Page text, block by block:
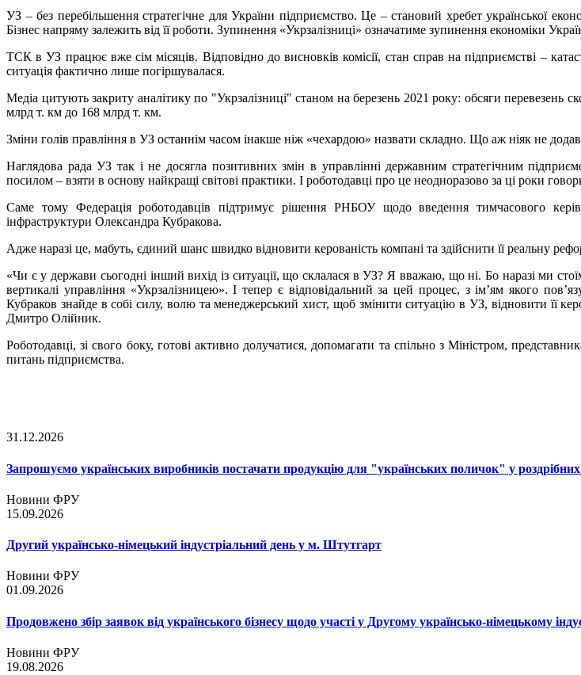
УЗ – без перебільшення стратегічне для України підприємство. Це – становий хребет української
Бізнес напряму залежить від її роботи. Зупинення «Укрзалізниці» означатиме зупинення економіки
ТСК в УЗ працює вже сім місяців. Відповідно до висновків комісії, стан справ на підприємстві –
ситуація фактично лише погіршувалася.
Медіа цитують закриту аналітику по "Укрзалізниці" станом на березень 2021 року: обсяги
млрд т. км до 168 млрд т. км.
Зміни голів правління в УЗ останнім часом інакше ніж «чехардою» назвати складно. Що аж ніяк не
Наглядова рада УЗ так і не досягла позитивних змін в управлінні державним стратегічним
посилом – взяти в основу найкращі світові практики. І роботодавці про це неодноразово за ці роки
Саме тому Федерація роботодавців підтримує рішення РНБОУ щодо введення тимчасового
інфраструктури Олександра Кубракова.
Адже наразі це, мабуть, єдиний шанс швидко відновити керованість компані та здійснити її реальну
«Чи є у держави сьогодні інший вихід із ситуації, що склалася в УЗ? Я вважаю, що ні. Бо наразі ми
вертикалі управління «Укрзалізницею». І тепер є відповідальний за цей процес, з ім’ям якого
Кубраков знайде в собі силу, волю та менеджерський хист, щоб змінити ситуацію в УЗ, відновити її
Дмитро Олійник.
Роботодавці, зі свого боку, готові активно долучатися, допомагати та спільно з Міністром,
питань підприємства.
31.12.2026
Запрошуємо українських виробників постачати продукцію для "українських поличок" у
Новини ФРУ
15.09.2026
Другий українсько-німецький індустріальний день у м. Штутгарт
Новини ФРУ
01.09.2026
Продовжено збір заявок від українського бізнесу щодо участі у Другому українсько-німецькому
Новини ФРУ
19.08.2026